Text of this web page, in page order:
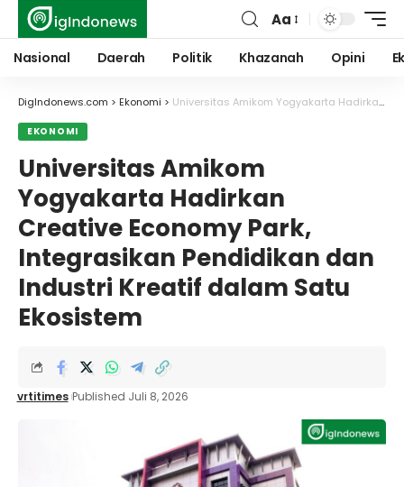
Font
Resizer
Aa
Nasional Daerah Politik Khazanah Opini
DigIndonews.com > Ekonomi > Universitas Amikom Yogyakarta Hadirkan Creative Economy Park, Integrasikan Pendidikan dan Industri Kreatif dalam Satu Ekosistem
EKONOMI
Universitas Amikom
Yogyakarta Hadirkan
Creative Economy Park,
Integrasikan Pendidikan dan
Industri Kreatif dalam Satu
Ekosistem
vrtitimes Published Juli 8, 2026